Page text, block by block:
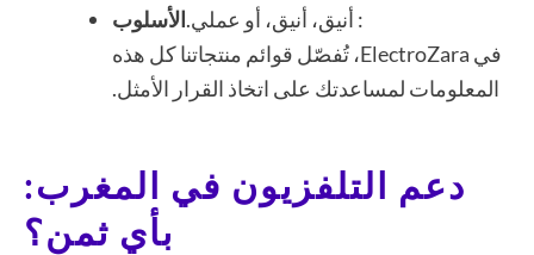
الأسلوب: أنيق، أنيق، أو عملي.
في ElectroZara، تُفصّل قوائم منتجاتنا كل هذه
المعلومات لمساعدتك على اتخاذ القرار الأمثل.
دعم التلفزيون في المغرب:
بأي ثمن؟